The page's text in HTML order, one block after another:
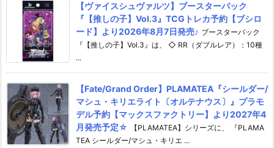
【ヴァイスシュヴァルツ】ブースターパック
『【推しの子】Vol.3』TCGトレカ予約【ブシロ
ード】より2026年8月7日発売♪ ブースターパック
『【推しの子】Vol.3』は、 ◇ RR（ダブルレア）：10種
...
【Fate/Grand Order】PLAMATEA『シールダー/
マシュ・キリエライト〔オルテナウス〕』プラモ
デル予約【マックスファクトリー】より2027年4
月発売予定☆
【PLAMATEA】シリーズに、 『PLAMA
TEA シールダー/マシュ・キリエ ...